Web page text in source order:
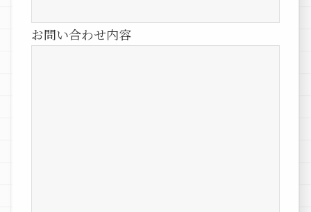
お問い合わせ内容